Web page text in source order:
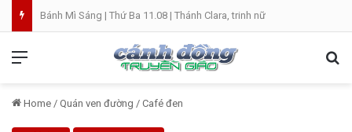
Bánh Mì Sáng | Thứ Ba 11.08 | Thánh Clara, trinh nữ
Home / Quán ven đường / Café đen